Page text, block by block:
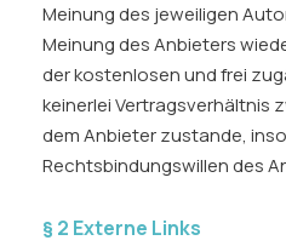
Meinung des jeweiligen
Meinung des Anbieters
der kostenlosen und frei
keinerlei Vertragsverhältnis
dem Anbieter zustande,
Rechtsbindungswillen des
§ 2 Externe Links